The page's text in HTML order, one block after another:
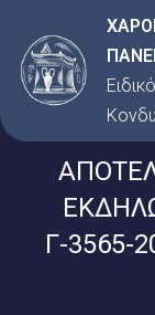
στο
περιεχόμενο
Γ-3565-